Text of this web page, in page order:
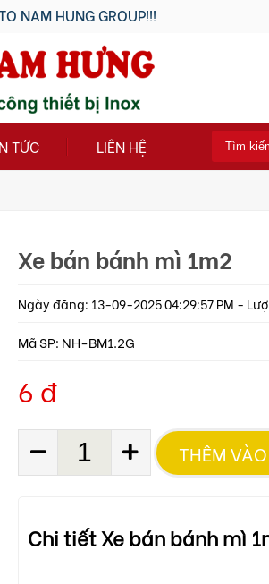
TỨC LIÊN HỆ
Xe bán bánh mì 1m2
Ngày đăng: 13-09-2025 04:29:57 PM -
Mã SP: NH-BM1.2G
6 đ
THÊM
Chi tiết Xe bán bánh mì